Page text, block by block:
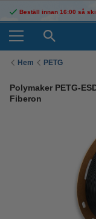
Beställ innan 16:00 så
Hem PETG
Polymaker PETG-
Fiberon